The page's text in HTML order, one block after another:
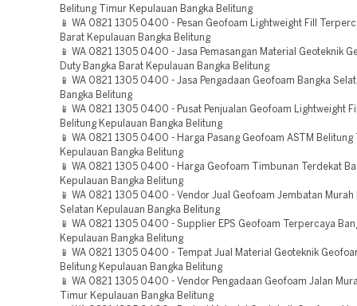
Belitung Timur Kepulauan Bangka Belitung
📱 WA 0821 1305 0400 - Pesan Geofoam Lightweight Fill
Barat Kepulauan Bangka Belitung
📱 WA 0821 1305 0400 - Jasa Pemasangan Material Geoteknik
Duty Bangka Barat Kepulauan Bangka Belitung
📱 WA 0821 1305 0400 - Jasa Pengadaan Geofoam Bangka
Bangka Belitung
📱 WA 0821 1305 0400 - Pusat Penjualan Geofoam Lightweight
Belitung Kepulauan Bangka Belitung
📱 WA 0821 1305 0400 - Harga Pasang Geofoam ASTM Belitung
Kepulauan Bangka Belitung
📱 WA 0821 1305 0400 - Harga Geofoam Timbunan Terdekat
Kepulauan Bangka Belitung
📱 WA 0821 1305 0400 - Vendor Jual Geofoam Jembatan Murah
Selatan Kepulauan Bangka Belitung
📱 WA 0821 1305 0400 - Supplier EPS Geofoam Terpercaya
Kepulauan Bangka Belitung
📱 WA 0821 1305 0400 - Tempat Jual Material Geoteknik
Belitung Kepulauan Bangka Belitung
📱 WA 0821 1305 0400 - Vendor Pengadaan Geofoam Jalan
Timur Kepulauan Bangka Belitung